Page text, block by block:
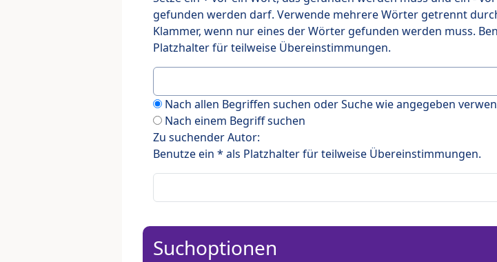
gefunden werden darf. Verwende mehrere Wörter getrennt
Klammer, wenn nur eines der Wörter gefunden werden muss.
Platzhalter für teilweise Übereinstimmungen.
Nach allen Begriffen suchen oder Suche wie angegeben
Nach einem Begriff suchen
Zu suchender Autor:
Benutze ein * als Platzhalter für teilweise Übereinstimmungen.
Suchoptionen